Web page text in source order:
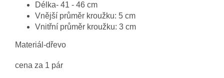
Délka- 41 - 46 cm
Vnější průměr kroužku: 5 cm
Vnitřní průměr kroužku: 3 cm
Materiál-dřevo
cena za 1 pár